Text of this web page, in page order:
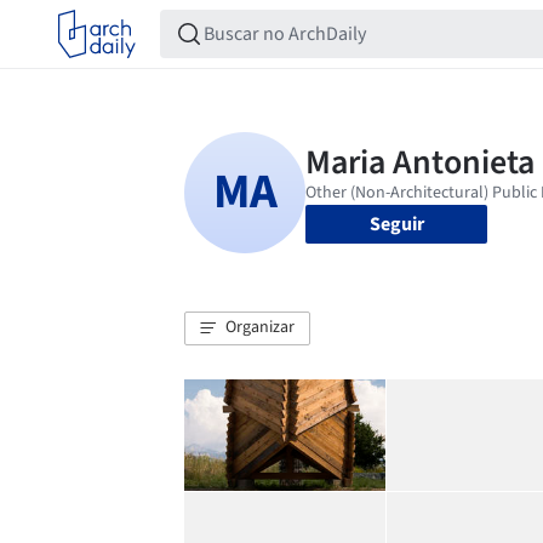
Seguir
Organizar